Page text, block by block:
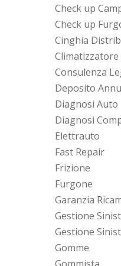
Check up
Check up
Cinghia
Climatizzatore
Consulenza
Deposito
Diagnosi Auto
Diagnosi
Elettrauto
Fast Repair
Frizione
Furgone
Garanzia
Gestione
Gestione
Gomme